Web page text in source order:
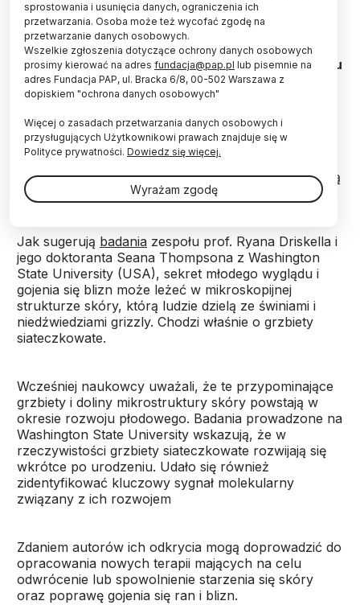
Pod względem budowy i właściwości ludzka skóra
przypomina bardziej skórę świń i niedźwiedzi
grizzly niż małp. Nowe badania w tym zakresie
mogą przynieść postęp w kosmetologii i w leczeniu
chorób skóry - informują naukowcy w „Nature”.
Tak zwane grzbiety siateczkowate to wypustki
naskórka, które wnikają w głąb skóry właściwej,
zwiększając powierzchnię styku między tymi
warstwami. Na przekroju skóry grzbiety te wyglądają
jak góry i doliny.
Jak sugerują badania zespołu prof. Ryana Driskella i
jego doktoranta Seana Thompsona z Washington
State University (USA), sekret młodego wyglądu i
gojenia się blizn może leżeć w mikroskopijnej
strukturze skóry, którą ludzie dzielą ze świniami i
niedźwiedziami grizzly. Chodzi właśnie o grzbiety
siateczkowate.
Wcześniej naukowcy uważali, że te przypominające
grzbiety i doliny mikrostruktury skóry powstają w
okresie rozwoju płodowego. Badania prowadzone na
Washington State University wskazują, że w
rzeczywistości grzbiety siateczkowate rozwijają się
wkrótce po urodzeniu. Udało się również
zidentyfikować kluczowy sygnał molekularny
związany z ich rozwojem
Zdaniem autorów ich odkrycia mogą doprowadzić do
opracowania nowych terapii mających na celu
odwrócenie lub spowolnienie starzenia się skóry
oraz poprawę gojenia się ran i blizn.
sprostowania i usunięcia danych, ograniczenia ich
przetwarzania. Osoba może też wycofać zgodę na
przetwarzanie danych osobowych.
Wszelkie zgłoszenia dotyczące ochrony danych osobowych
prosimy kierować na adres fundacja@pap.pl lub pisemnie na
adres Fundacja PAP, ul. Bracka 6/8, 00-502 Warszawa z
dopiskiem "ochrona danych osobowych"
Więcej o zasadach przetwarzania danych osobowych i
przysługujących Użytkownikowi prawach znajduje się w
Polityce prywatności. Dowiedz się więcej.
Wyrażam zgodę